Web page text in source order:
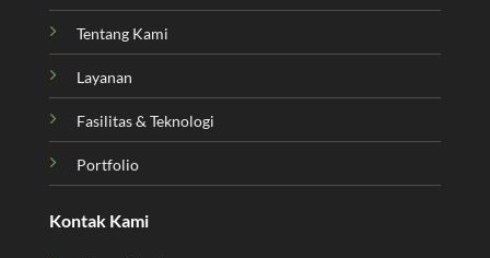
Tentang Kami
Layanan
Fasilitas & Teknologi
Portfolio
Kontak Kami